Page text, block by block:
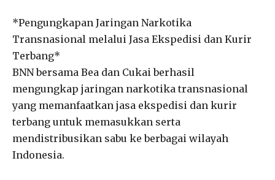
*Pengungkapan Jaringan Narkotika
Transnasional melalui Jasa Ekspedisi dan Kurir
Terbang*
BNN bersama Bea dan Cukai berhasil
mengungkap jaringan narkotika transnasional
yang memanfaatkan jasa ekspedisi dan kurir
terbang untuk memasukkan serta
mendistribusikan sabu ke berbagai wilayah
Indonesia.